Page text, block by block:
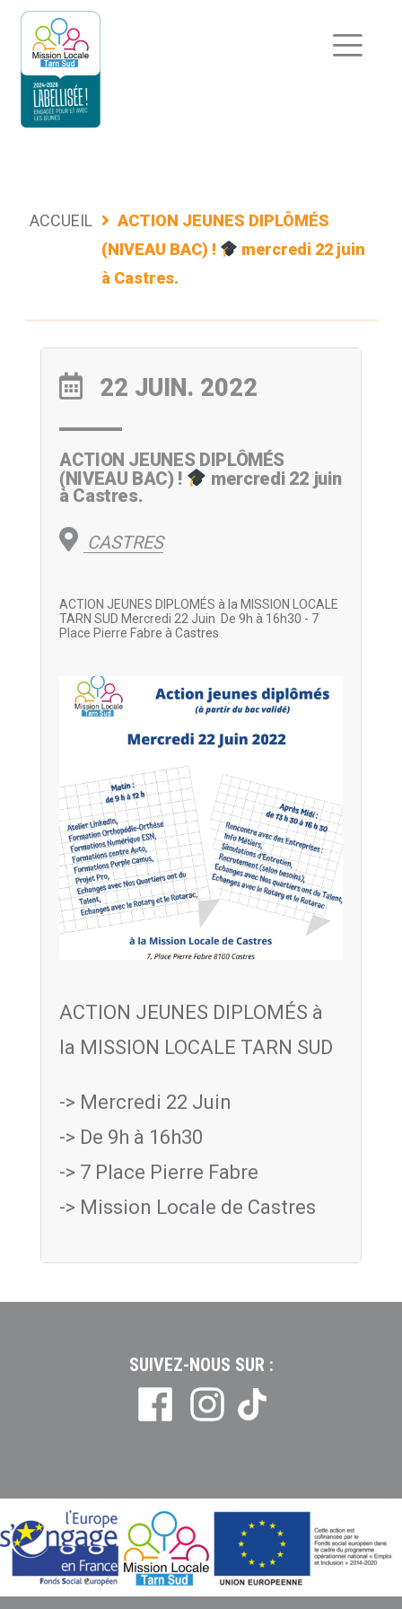
Aller
contenu
ACCUEIL
ACTION JEUNES DIPLÔMÉS
(NIVEAU BAC) !
mercredi 22 juin
à Castres.
22 JUIN. 2022
ACTION JEUNES DIPLÔMÉS
(NIVEAU BAC) !
mercredi 22 juin
à Castres.
CASTRES
ACTION JEUNES DIPLOMÉS à la MISSION LOCALE
TARN SUD Mercredi 22 Juin De 9h à 16h30 - 7
Place Pierre Fabre à Castres
ACTION JEUNES DIPLOMÉS à
la MISSION LOCALE TARN SUD
-> Mercredi 22 Juin
-> De 9h à 16h30
-> 7 Place Pierre Fabre
-> Mission Locale de Castres
SUIVEZ-NOUS SUR :
Tiktok